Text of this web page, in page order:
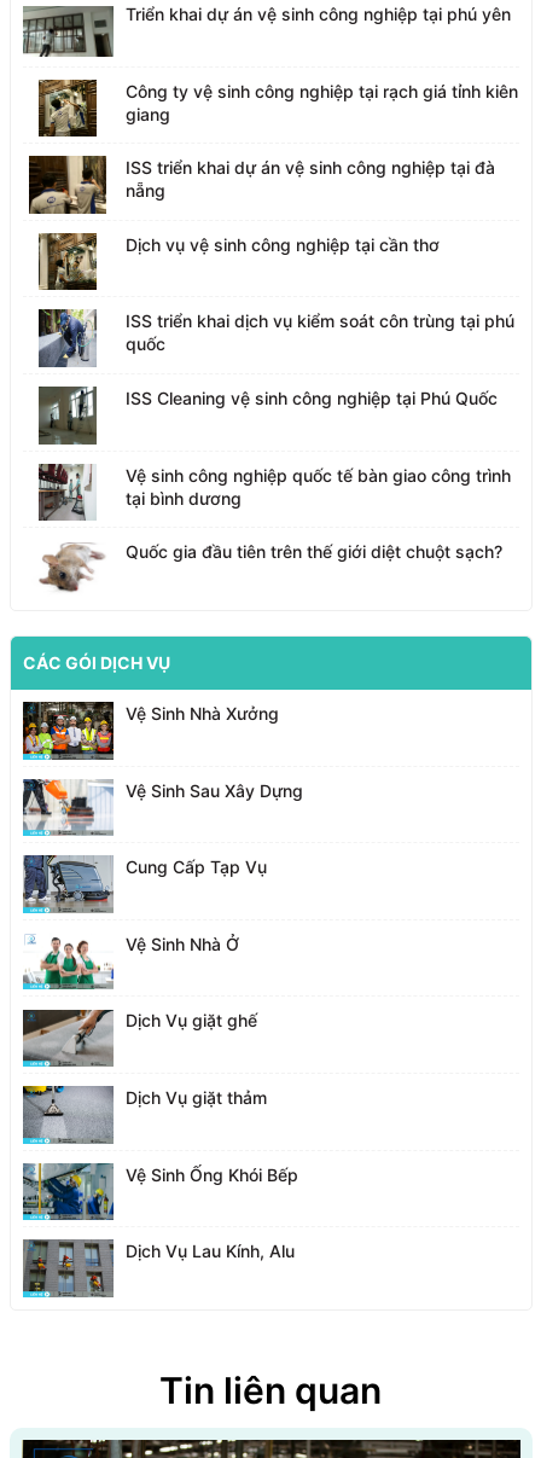
Triển khai dự án vệ sinh công nghiệp tại phú yên
Công ty vệ sinh công nghiệp tại rạch giá tỉnh kiên
giang
ISS triển khai dự án vệ sinh công nghiệp tại đà
nẵng
Dịch vụ vệ sinh công nghiệp tại cần thơ
ISS triển khai dịch vụ kiểm soát côn trùng tại phú
quốc
ISS Cleaning vệ sinh công nghiệp tại Phú Quốc
Vệ sinh công nghiệp quốc tế bàn giao công trình
tại bình dương
Quốc gia đầu tiên trên thế giới diệt chuột sạch?
CÁC GÓI DỊCH VỤ
Vệ Sinh Nhà Xưởng
Vệ Sinh Sau Xây Dựng
Cung Cấp Tạp Vụ
Vệ Sinh Nhà Ở
Dịch Vụ giặt ghế
Dịch Vụ giặt thảm
Vệ Sinh Ống Khói Bếp
Dịch Vụ Lau Kính, Alu
Tin liên quan